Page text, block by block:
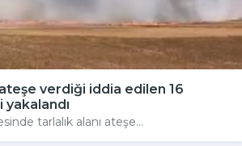
verdiği iddia edilen 16
yakalandı
tarlalık alanı ateşe...